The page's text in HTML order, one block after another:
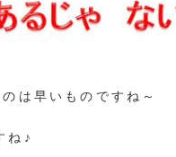
は早いものですね～
ね♪